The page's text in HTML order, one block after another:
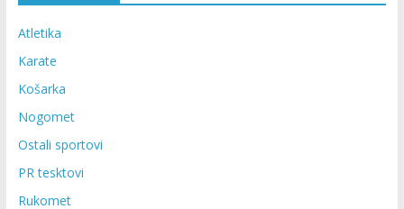
Atletika
Karate
Košarka
Nogomet
Ostali sportovi
PR tesktovi
Rukomet